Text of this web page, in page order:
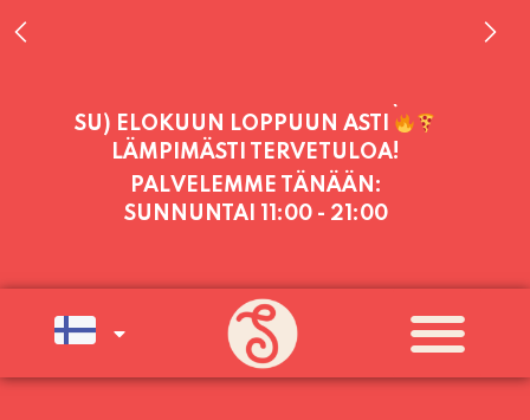
PALVELEMME TÄNÄÄN:
SUNNUNTAI11:00 - 21:00
PALVELEMME PÄIVITTÄIN (MA-SU
AVOINNA VIIKONLOPPUISIN (PE-
SU) ELOKUUN LOPPUUN ASTI
LÄMPIMÄSTI TERVETULOA!